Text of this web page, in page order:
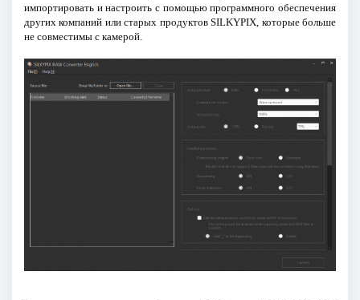
импортировать и настроить с помощью программного обеспечения
других компаний или старых продуктов SILKYPIX, которые больше
не совместимы с камерой.